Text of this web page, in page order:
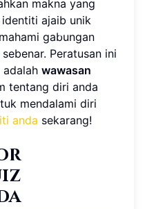
makna yang
ajaib unik
gabungan
Peratusan ini
adalah wawasan
tentang diri anda
mendalami diri
anda sekarang!